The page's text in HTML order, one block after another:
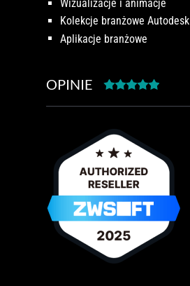
Wizualizacje i animacje
Kolekcje branżowe Autodesk
Aplikacje branżowe
OPINIE